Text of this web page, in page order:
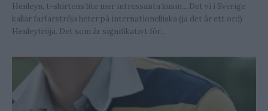
Henleyn, t-shirtens lite mer intressanta kusin... Det vi i Sverige
kallar farfarströja heter på internationelliska (ja det är ett ord)
Henleytröja. Det som är signifikativt för...